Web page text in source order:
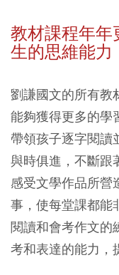
教材課程年年
生的思維能力
劉謙國文的所有教
能夠獲得更多的學
帶領孩子逐字閱讀
與時俱進，不斷跟
感受文學作品所營
事，使每堂課都能
閱讀和會考作文的
考和表達的能力，